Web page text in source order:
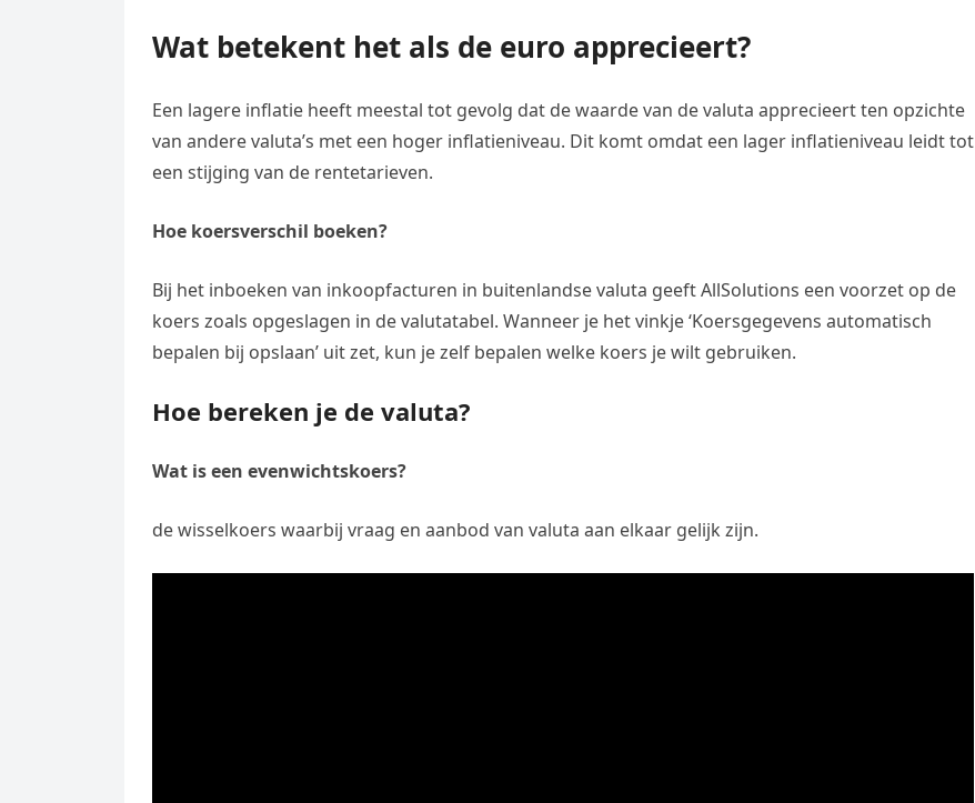
Wat betekent het als de euro apprecieert?
Een lagere inflatie heeft meestal tot gevolg dat de waarde van de valuta apprecieert ten opzichte
van andere valuta’s met een hoger inflatieniveau. Dit komt omdat een lager inflatieniveau leidt tot
een stijging van de rentetarieven.
Hoe koersverschil boeken?
Bij het inboeken van inkoopfacturen in buitenlandse valuta geeft AllSolutions een voorzet op de
koers zoals opgeslagen in de valutatabel. Wanneer je het vinkje ‘Koersgegevens automatisch
bepalen bij opslaan’ uit zet, kun je zelf bepalen welke koers je wilt gebruiken.
Hoe bereken je de valuta?
Wat is een evenwichtskoers?
de wisselkoers waarbij vraag en aanbod van valuta aan elkaar gelijk zijn.